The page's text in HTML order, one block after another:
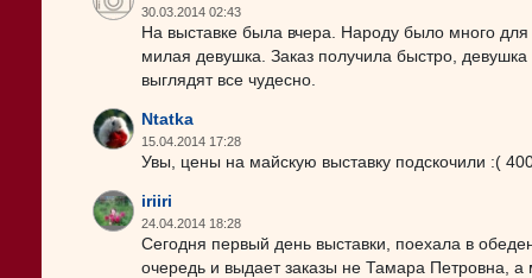
30.03.2014 02:43
На выставке была вчера. Народу было много
милая девушка. Заказ получила быстро,
выглядят все чудесно.
Ntatka
15.04.2014 17:28
Увы, цены на майскую выставку подскочили :(
iriiri
24.04.2014 18:28
Сегодня первый день выставки, поехала в
очередь и выдает заказы не Тамара Петровна,